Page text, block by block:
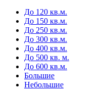
До 120 кв.м.
До 150 кв.м.
До 250 кв.м.
До 300 кв.м.
До 400 кв.м.
До 500 кв. м.
До 600 кв.м.
Большие
Небольшие